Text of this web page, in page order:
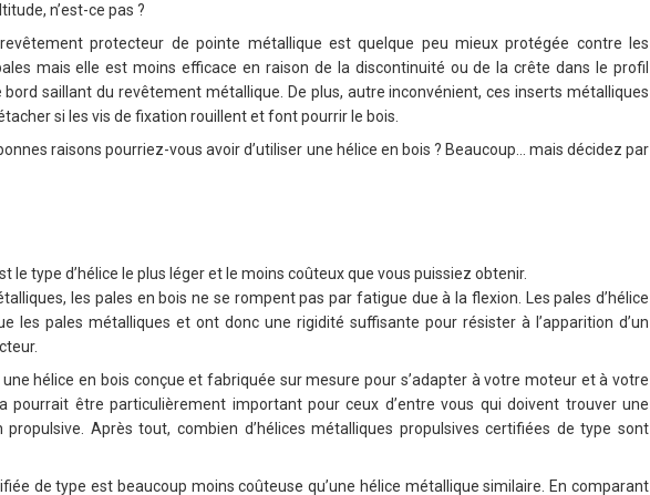
n’est-ce pas ?
protecteur de pointe métallique est quelque peu mieux protégée contre les
mais elle est moins efficace en raison de la discontinuité ou de la crête dans le profil
saillant du revêtement métallique. De plus, autre inconvénient, ces inserts métalliques
si les vis de fixation rouillent et font pourrir le bois.
raisons pourriez-vous avoir d’utiliser une hélice en bois ? Beaucoup… mais décidez par
le type d’hélice le plus léger et le moins coûteux que vous puissiez obtenir.
les pales en bois ne se rompent pas par fatigue due à la flexion. Les pales d’hélice
les pales métalliques et ont donc une rigidité suffisante pour résister à l’apparition d’un
hélice en bois conçue et fabriquée sur mesure pour s’adapter à votre moteur et à votre
pourrait être particulièrement important pour ceux d’entre vous qui doivent trouver une
propulsive. Après tout, combien d’hélices métalliques propulsives certifiées de type sont
de type est beaucoup moins coûteuse qu’une hélice métallique similaire. En comparant